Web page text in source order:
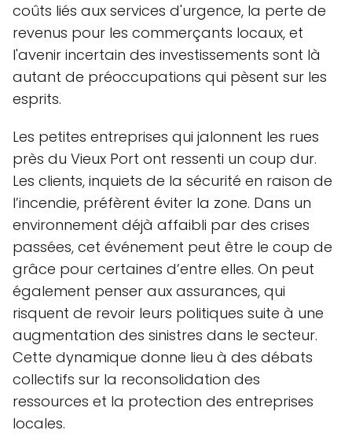
coûts liés aux services d'urgence, la perte de
revenus pour les commerçants locaux, et
l'avenir incertain des investissements sont là
autant de préoccupations qui pèsent sur les
esprits.
Les petites entreprises qui jalonnent les rues
près du Vieux Port ont ressenti un coup dur.
Les clients, inquiets de la sécurité en raison de
l’incendie, préfèrent éviter la zone. Dans un
environnement déjà affaibli par des crises
passées, cet événement peut être le coup de
grâce pour certaines d’entre elles. On peut
également penser aux assurances, qui
risquent de revoir leurs politiques suite à une
augmentation des sinistres dans le secteur.
Cette dynamique donne lieu à des débats
collectifs sur la reconsolidation des
ressources et la protection des entreprises
locales.